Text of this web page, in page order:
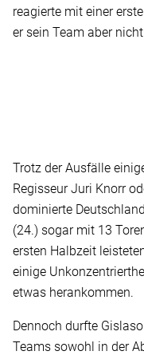
reagierte mit einer
er sein Team aber
Trotz der Ausfälle
Regisseur Juri Knorr
dominierte
(24.) sogar mit 13
ersten Halbzeit
einige
etwas herankommen.
Dennoch durfte
Teams sowohl in der